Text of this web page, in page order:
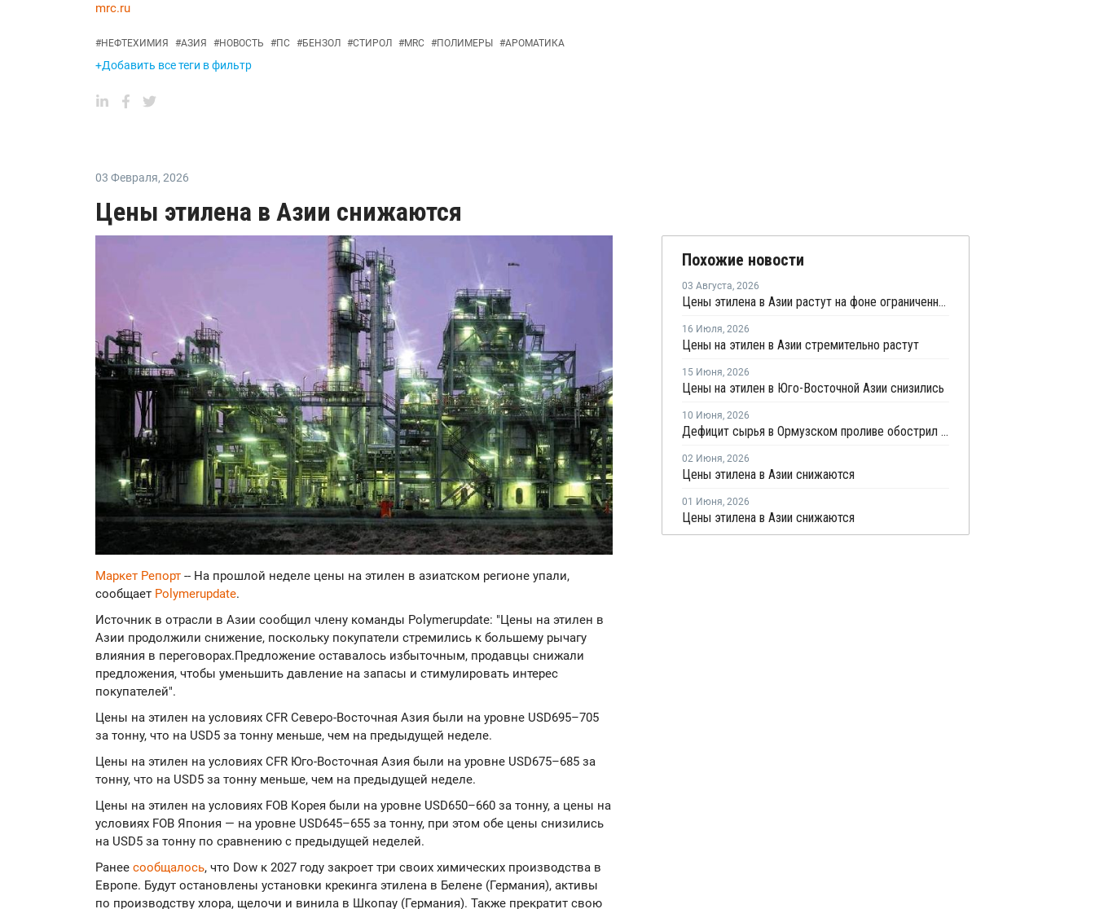
mrc.ru
#НЕФТЕХИМИЯ #АЗИЯ #НОВОСТЬ #ПС #БЕНЗОЛ #СТИРОЛ #MRC #ПОЛИМЕРЫ #АРОМАТИКА
+Добавить все теги в фильтр
03 Февраля, 2026
Цены этилена в Азии снижаются
Маркет Репорт -- На прошлой неделе цены на этилен в азиатском регионе упали,
сообщает Polymerupdate.
Источник в отрасли в Азии сообщил члену команды Polymerupdate: "Цены на этилен в
Азии продолжили снижение, поскольку покупатели стремились к большему рычагу
влияния в переговорах.Предложение оставалось избыточным, продавцы снижали
предложения, чтобы уменьшить давление на запасы и стимулировать интерес
покупателей".
Цены на этилен на условиях CFR Северо-Восточная Азия были на уровне USD695–705
за тонну, что на USD5 за тонну меньше, чем на предыдущей неделе.
Цены на этилен на условиях CFR Юго-Восточная Азия были на уровне USD675–685 за
тонну, что на USD5 за тонну меньше, чем на предыдущей неделе.
Цены на этилен на условиях FOB Корея были на уровне USD650–660 за тонну, а цены на
условиях FOB Япония — на уровне USD645–655 за тонну, при этом обе цены снизились
на USD5 за тонну по сравнению с предыдущей неделей.
Ранее сообщалось, что Dow к 2027 году закроет три своих химических производства в
Европе. Будут остановлены установки крекинга этилена в Белене (Германия), активы
по производству хлора, щелочи и винила в Шкопау (Германия). Также прекратит свою
Похожие новости
03 Августа, 2026
Цены этилена в Азии растут на фоне ограниченного предложения
16 Июля, 2026
Цены на этилен в Азии стремительно растут
15 Июня, 2026
Цены на этилен в Юго-Восточной Азии снизились
10 Июня, 2026
Дефицит сырья в Ормузском проливе обострил конкуренцию на рынке ПВХ в Азии
02 Июня, 2026
Цены этилена в Азии снижаются
01 Июня, 2026
Цены этилена в Азии снижаются